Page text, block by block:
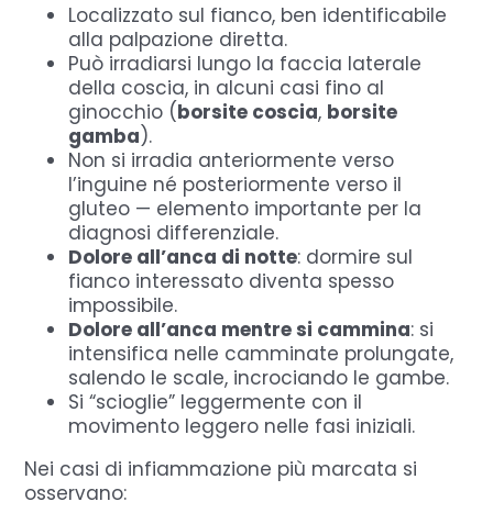
Localizzato sul fianco, ben identificabile
alla palpazione diretta.
Può irradiarsi lungo la faccia laterale
della coscia, in alcuni casi fino al
ginocchio (borsite coscia, borsite
gamba).
Non si irradia anteriormente verso
l’inguine né posteriormente verso il
gluteo — elemento importante per la
diagnosi differenziale.
Dolore all’anca di notte: dormire sul
fianco interessato diventa spesso
impossibile.
Dolore all’anca mentre si cammina: si
intensifica nelle camminate prolungate,
salendo le scale, incrociando le gambe.
Si “scioglie” leggermente con il
movimento leggero nelle fasi iniziali.
Nei casi di infiammazione più marcata si
osservano: